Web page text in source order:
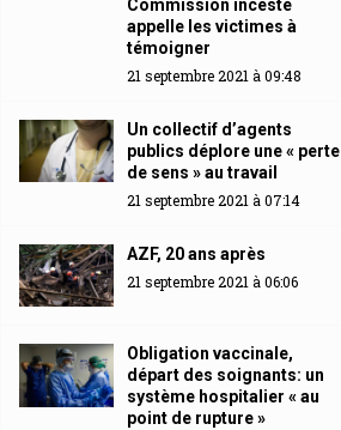
Commission inceste
appelle les victimes à
témoigner
21 septembre 2021 à 09:48
Un collectif d’agents
publics déplore une « perte
de sens » au travail
21 septembre 2021 à 07:14
AZF, 20 ans après
21 septembre 2021 à 06:06
Obligation vaccinale,
départ des soignants: un
système hospitalier « au
point de rupture »